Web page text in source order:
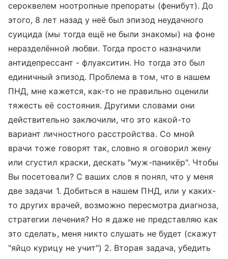
сероквелем ноотропные препораты (фенибут). До
этого, 8 лет назад у неё был эпизод неудачного
суицида (мы тогда ещё не были знакомы) на фоне
неразделённой любви. Тогда просто назначили
антидепрессант - флуакситин. Но тогда это был
единичный эпизод. Проблема в том, что в нашем
ПНД, мне кажется, как-то не правильно оценили
тяжесть её состояния. Другими словами они
действительно заключили, что это какой-то
вариант личностного расстройства. Со мной
врачи тоже говорят так, словно я оговорил жену
или сгустил краски, дескать "муж-паникёр". Чтобы
Вы посетовали? С ваших слов я понял, что у меня
две задачи 1. Добиться в нашем ПНД, или у каких-
то других врачей, возможно пересмотра диагноза,
стратегии лечения? Но я даже не представляю как
это сделать, меня никто слушать не будет (скажут
"яйцо курицу не учит") 2. Вторая задача, убедить